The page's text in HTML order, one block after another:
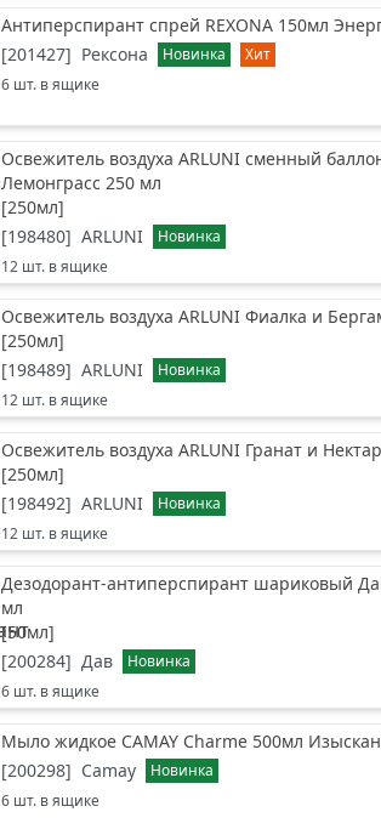
Антиперспирант спрей REXONA 150мл
[201427] Рексона Новинка
Хит
6 шт. в ящике
Освежитель воздуха ARLUNI сменный
Лемонграсс 250 мл
[250мл]
[198480] ARLUNI
Новинка
12 шт. в ящике
Освежитель воздуха ARLUNI Фиалка и
[250мл]
[198489] ARLUNI
Новинка
12 шт. в ящике
Освежитель воздуха ARLUNI Гранат и
[250мл]
[198492] ARLUNI
Новинка
12 шт. в ящике
Дезодорант-антиперспирант шариковый
мл
[50мл]
[200284] Дав
Новинка
6 шт. в ящике
Мыло жидкое CAMAY Charme 500мл
[200298] Camay
Новинка
6 шт. в ящике